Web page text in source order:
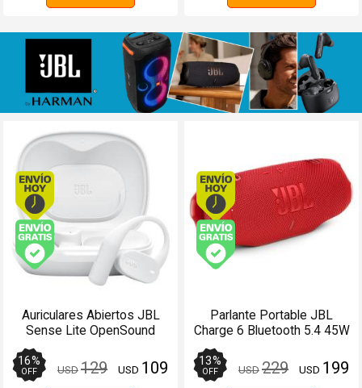
Envío hoy. Comprando antes de 13Hs.
Envío gratis (Ver Envíos y Pagos)
Auriculares Abiertos JBL
Sense Lite OpenSound
Bluetooth 32Hs Blanco
16%
OFF USD129 USD 109
Envío hoy.
Parlante Portable JBL
Charge 6 Bluetooth 5.4 45W
28 Horas Auracast Rojo
13%
OFF USD229 USD 199